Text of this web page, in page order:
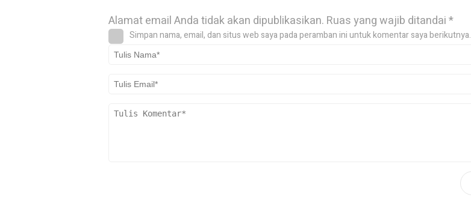
Alamat email Anda tidak akan dipublikasikan. Ruas yang wajib ditandai*
Simpan nama, email, dan situs web saya pada peramban ini untuk komentar saya berikutnya.